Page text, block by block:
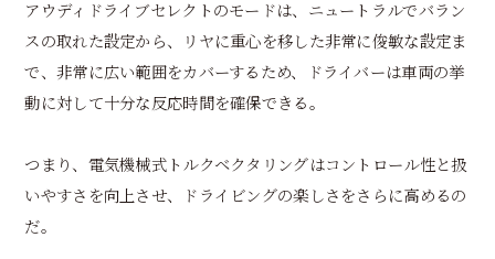
アウディドライブセレクトのモードは、ニュートラルでバラン
スの取れた設定から、リヤに重心を移した非常に俊敏な設定ま
で、非常に広い範囲をカバーするため、ドライバーは車両の挙
動に対して十分な反応時間を確保できる。
つまり、電気機械式トルクベクタリングはコントロール性と扱
いやすさを向上させ、ドライビングの楽しさをさらに高めるの
だ。